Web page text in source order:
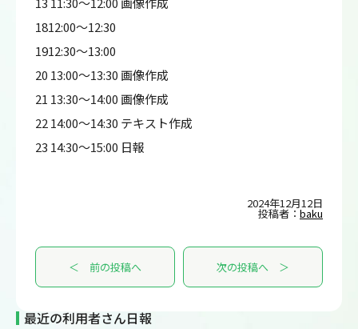
1812:00～12:30
1912:30～13:00
20 13:00～13:30 画像作成
21 13:30～14:00 画像作成
22 14:00～14:30 テキスト作成
23 14:30～15:00 日報
2024年12月12日
投稿者：baku
＜ 前の投稿へ 次の投稿へ ＞
最近の利用者さん日報